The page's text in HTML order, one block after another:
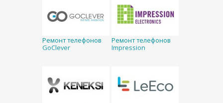
Ремонт телефонов
GoClever
Ремонт телефонов
Impression